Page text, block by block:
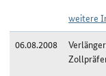
weitere
06.08.2008